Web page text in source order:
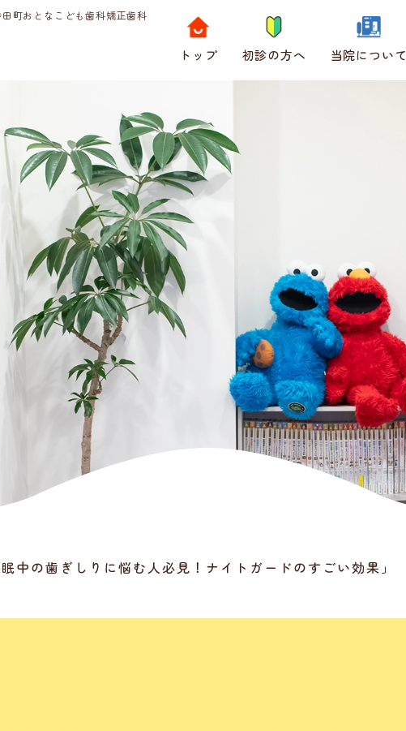
町おとなこども歯科矯正歯科
トップ 初診の方へ 当院について
眠中の歯ぎしりに悩む人必見！ナイトガードのすごい効果」